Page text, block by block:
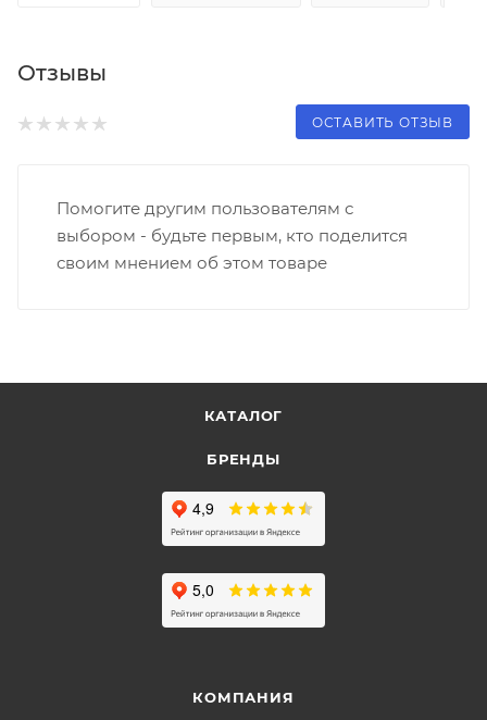
Отзывы
ОСТАВИТЬ ОТЗЫВ
Помогите другим пользователям с
выбором - будьте первым, кто поделится
своим мнением об этом товаре
КАТАЛОГ
БРЕНДЫ
КОМПАНИЯ